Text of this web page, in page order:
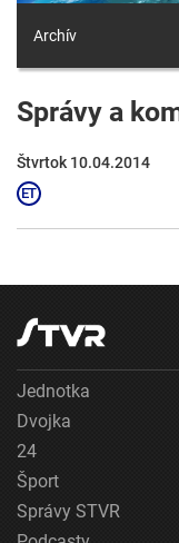
Archív
Správy a
Štvrtok 10.04.2014
Jednotka
Dvojka
24
Šport
Správy STVR